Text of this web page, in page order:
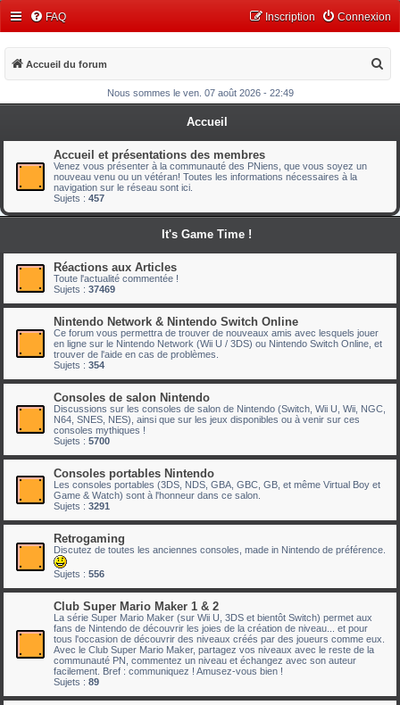
FAQ Connexion
Inscription
Accueil du forum
c
h
r
Nous sommes le ven. 07 août 2026 - 22:49
Accueil
Accueil et présentations des membres
Venez vous présenter à la communauté des PNiens, que vous soyez un
nouveau venu ou un vétéran! Toutes les informations nécessaires à la
navigation sur le réseau sont ici.
Sujets : 457
It's Game Time !
Réactions aux Articles
Toute l'actualité commentée !
Sujets : 37469
Nintendo Network & Nintendo Switch Online
Ce forum vous permettra de trouver de nouveaux amis avec lesquels jouer
en ligne sur le Nintendo Network (Wii U / 3DS) ou Nintendo Switch Online, et
trouver de l'aide en cas de problèmes.
Sujets : 354
Consoles de salon Nintendo
Discussions sur les consoles de salon de Nintendo (Switch, Wii U, Wii, NGC,
N64, SNES, NES), ainsi que sur les jeux disponibles ou à venir sur ces
consoles mythiques !
Sujets : 5700
Consoles portables Nintendo
Les consoles portables (3DS, NDS, GBA, GBC, GB, et même Virtual Boy et
Game & Watch) sont à l'honneur dans ce salon.
Sujets : 3291
Retrogaming
Discutez de toutes les anciennes consoles, made in Nintendo de préférence.
Sujets : 556
Club Super Mario Maker 1 & 2
La série Super Mario Maker (sur Wii U, 3DS et bientôt Switch) permet aux
fans de Nintendo de découvrir les joies de la création de niveau... et pour
tous l'occasion de découvrir des niveaux créés par des joueurs comme eux.
Avec le Club Super Mario Maker, partagez vos niveaux avec le reste de la
communauté PN, commentez un niveau et échangez avec son auteur
facilement. Bref : communiquez ! Amusez-vous bien !
Sujets : 89